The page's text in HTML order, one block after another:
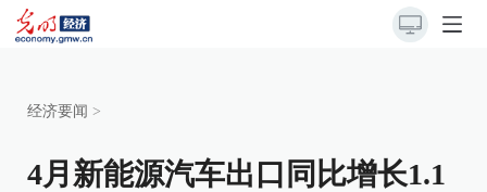
经济要闻 >
4月新能源汽车出口同比增长1.1